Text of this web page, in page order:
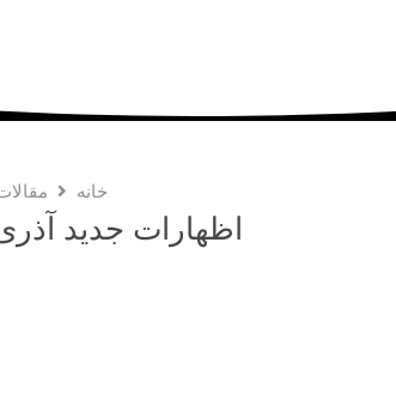
خانه
اظهارات جدید